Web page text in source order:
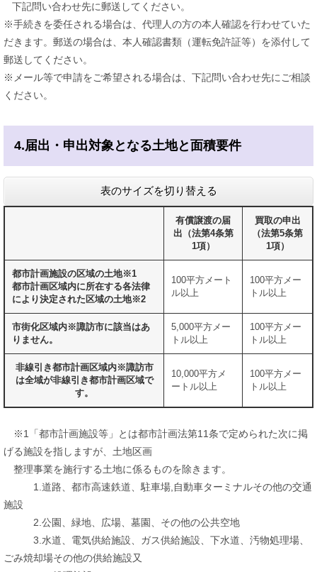
下記問い合わせ先に郵送してください。
※手続きを委任される場合は、代理人の方の本人確認を行わせていた
だきます。郵送の場合は、本人確認書類（運転免許証等）を添付して
郵送してください。
※メール等で申請をご希望される場合は、下記問い合わせ先にご相談
ください。
4.届出・申出対象となる土地と面積要件
表のサイズを切り替える
有償譲渡の届
出（法第4条第
1項）
買取の申出
（法第5条第
1項）
都市計画施設の区域の土地※1
都市計画区域内に所在する各法律
により決定された区域の土地※2
100平方メート
ル以上
100平方メー
トル以上
市街化区域内※諏訪市に該当はあ
りません。
5,000平方メー
トル以上
100平方メー
トル以上
非線引き都市計画区域内※諏訪市
は全域が非線引き都市計画区域で
す。
10,000平方メ
ートル以上
100平方メー
トル以上
※1「都市計画施設等」とは都市計画法第11条で定められた次に掲
げる施設を指しますが、土地区画
整理事業を施行する土地に係るものを除きます。
1.道路、都市高速鉄道、駐車場,自動車ターミナルその他の交通
施設
2.公園、緑地、広場、墓園、その他の公共空地
3.水道、電気供給施設、ガス供給施設、下水道、汚物処理場、
ごみ焼却場その他の供給施設又